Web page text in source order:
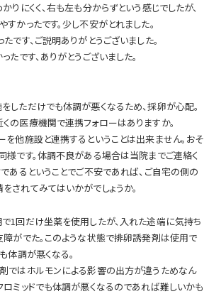
りにくく、右も左も分からずという感じでしたが、
かったです。少し不安がとれました。
です、ご説明ありがとうございました。
たです、ありがとうございました。
ただけでも体調が悪くなるため、採卵が心配。
の医療機関で連携フォローはありますか。
他施設と連携するということは出来ません。おそ
様です。体調不良がある場合は当院までご連絡く
であるということでご不安であれば、ご自宅の側の
されてみてはいかがでしょうか。
回だけ坐薬を使用したが、入れた途端に気持ち
障がでた。このような状態で排卵誘発剤は使用で
体調が悪くなる。
はホルモンによる影響の出方が違うためなん
ロミッドでも体調が悪くなるのであれば難しいかも